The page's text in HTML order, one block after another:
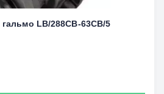
гальмо LB/288CB-63CB/5